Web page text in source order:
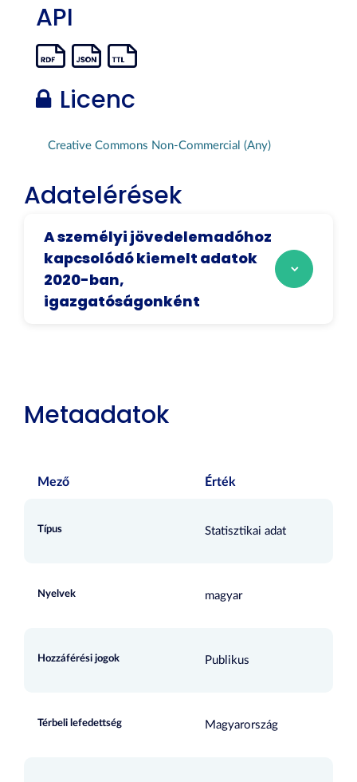
API
Licenc
Creative Commons Non-Commercial (Any)
Adatelérések
A személyi jövedelemadóhoz
kapcsolódó kiemelt adatok
2020-ban,
igazgatóságonként
Metaadatok
Mező Érték
Típus Statisztikai adat
Nyelvek magyar
Hozzáférési jogok Publikus
Térbeli lefedettség Magyarország